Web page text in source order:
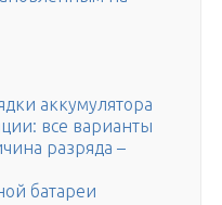
аккумулятора
все варианты
разряда –
батареи